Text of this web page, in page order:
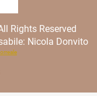
Rights Reserved
Nicola Donvito